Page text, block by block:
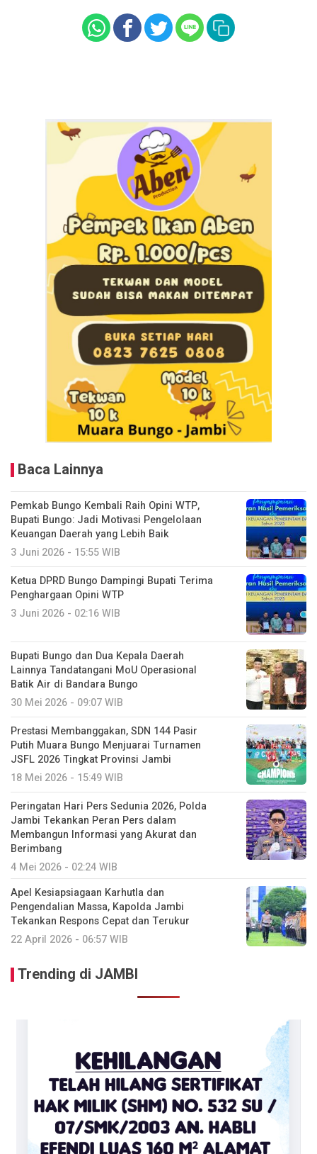
Baca Lainnya
Pemkab Bungo Kembali Raih Opini WTP,
Bupati Bungo: Jadi Motivasi Pengelolaan
Keuangan Daerah yang Lebih Baik
3 Juni 2026 - 15:55 WIB
Ketua DPRD Bungo Dampingi Bupati Terima
Penghargaan Opini WTP
3 Juni 2026 - 02:16 WIB
Bupati Bungo dan Dua Kepala Daerah
Lainnya Tandatangani MoU Operasional
Batik Air di Bandara Bungo
30 Mei 2026 - 09:07 WIB
Prestasi Membanggakan, SDN 144 Pasir
Putih Muara Bungo Menjuarai Turnamen
JSFL 2026 Tingkat Provinsi Jambi
18 Mei 2026 - 15:49 WIB
Peringatan Hari Pers Sedunia 2026, Polda
Jambi Tekankan Peran Pers dalam
Membangun Informasi yang Akurat dan
Berimbang
4 Mei 2026 - 02:24 WIB
Apel Kesiapsiagaan Karhutla dan
Pengendalian Massa, Kapolda Jambi
Tekankan Respons Cepat dan Terukur
22 April 2026 - 06:57 WIB
Trending di JAMBI